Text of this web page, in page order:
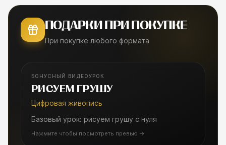
ПОДАРКИ ПРИ ПОКУПКЕ
При покупке любого формата
БОНУСНЫЙ ВИДЕОУРОК
РИСУЕМ ГРУШУ
Цифровая живопись
Базовый урок: рисуем грушу с нуля
Нажмите чтобы посмотреть превью →